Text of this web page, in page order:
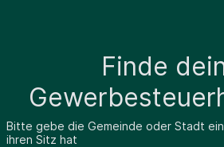
Finde
Bitte gebe die Gemeinde oder Stadt
ihren Sitz hat